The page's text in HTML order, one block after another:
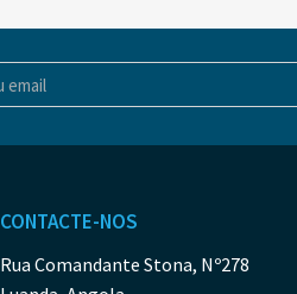
CONTACTE-NOS
Rua Comandante Stona, Nº278